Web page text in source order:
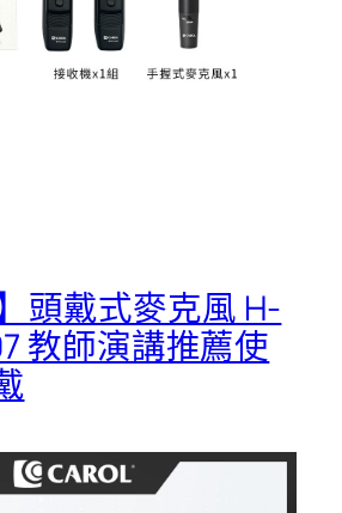
】頭戴式麥克風 H-
教師演講推薦使